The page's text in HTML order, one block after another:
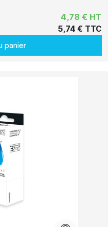
4,78 € HT
5,74 € TTC
panier